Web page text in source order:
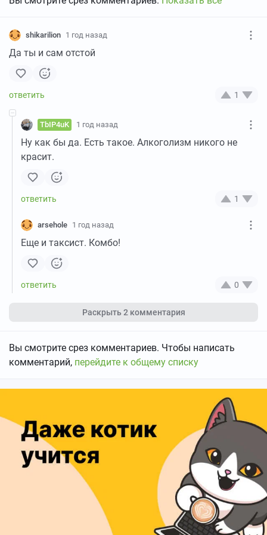
shikarilion 1 год назад
Да ты и сам отстой
1
TbIP4uK 1 год назад
Ну как бы да. Есть такое. Алкоголизм никого не
красит.
1
arsehole 1 год назад
Еще и таксист. Комбо!
0
Раскрыть2 комментария
Вы смотрите срез комментариев. Чтобы написать
комментарий, перейдите к общему списку